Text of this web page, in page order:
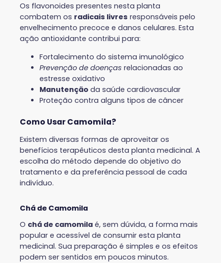
Os flavonoides presentes nesta planta
combatem os radicais livres responsáveis pelo
envelhecimento precoce e danos celulares. Esta
ação antioxidante contribui para:
Fortalecimento do sistema imunológico
Prevenção de doenças relacionadas ao
estresse oxidativo
Manutenção da saúde cardiovascular
Proteção contra alguns tipos de câncer
Como Usar Camomila?
Existem diversas formas de aproveitar os
benefícios terapêuticos desta planta medicinal. A
escolha do método depende do objetivo do
tratamento e da preferência pessoal de cada
indivíduo.
Chá de Camomila
O chá de camomila é, sem dúvida, a forma mais
popular e acessível de consumir esta planta
medicinal. Sua preparação é simples e os efeitos
podem ser sentidos em poucos minutos.